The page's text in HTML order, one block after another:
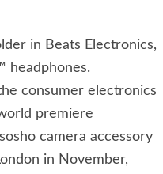
in Beats Electronics,
headphones.
consumer electronics
premiere
camera accessory
in November,